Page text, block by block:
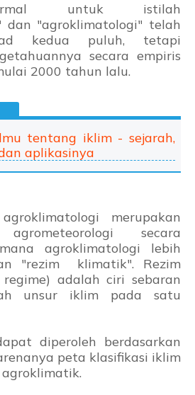
untuk istilah
dan "agroklimatologi" telah
kedua puluh, tetapi
secara empiris
2000 tahun lalu.
tentang iklim - sejarah,
aplikasinya
merupakan
secara
agroklimatologi lebih
"rezim klimatik". Rezim
adalah ciri sebaran
unsur iklim pada satu
diperoleh berdasarkan
peta klasifikasi iklim